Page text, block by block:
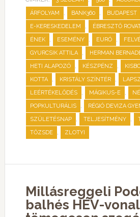
ÁRFOLYAM , BANK360 , BUDAPEST
E-KERESKEDELEM , ÉBRESZTŐ
ÉNEK , ESEMÉNY , EURÓ ,
GYURCSIK ATTILA , HERMAN
HETI ALAPOZÓ , KÉSZPÉNZ ,
KOTTA , KRISTÁLY SZÍNTÉR ,
LEÉRTÉKELŐDÉS , MÁGIKUS-E ,
POPKULTURÁLIS , RÉGIÓ DEVIZA
SZÜLETÉSNAP , TELJESÍTMÉNY ,
TŐZSDE , ZLOTYI
Millásreggeli
balhés HÉV-